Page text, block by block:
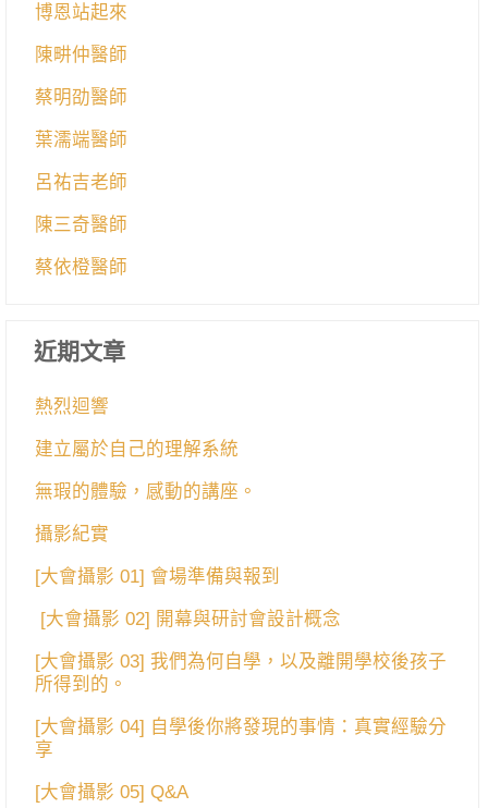
博恩站起來
陳畊仲醫師
蔡明劭醫師
葉濡端醫師
呂祐吉老師
陳三奇醫師
蔡依橙醫師
近期文章
熱烈迴響
建立屬於自己的理解系統
無瑕的體驗，感動的講座。
攝影紀實
[大會攝影 01] 會場準備與報到
[大會攝影 02] 開幕與研討會設計概念
[大會攝影 03] 我們為何自學，以及離開學校後孩子
所得到的。
[大會攝影 04] 自學後你將發現的事情：真實經驗分
享
[大會攝影 05] Q&A